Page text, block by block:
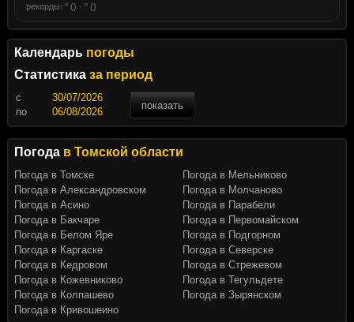
рекорды: ° () · ° ()
Календарь погоды
Статистика за период
c
показать
по
Погода в Томской области
Погода в Томске
Погода в Александровском
Погода в Асино
Погода в Бакчаре
Погода в Белом Яре
Погода в Каргаске
Погода в Кедровом
Погода в Кожевниково
Погода в Колпашево
Погода в Кривошеино
Погода в Мельниково
Погода в Молчаново
Погода в Парабели
Погода в Первомайском
Погода в Подгорном
Погода в Северске
Погода в Стрежевом
Погода в Тегульдете
Погода в Зырянском